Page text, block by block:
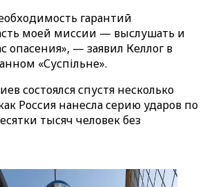
гарантий
моей миссии — выслушать и
опасения», — заявил Келлог в
«Суспільне».
состоялся спустя несколько
Россия нанесла серию ударов по
тысяч человек без